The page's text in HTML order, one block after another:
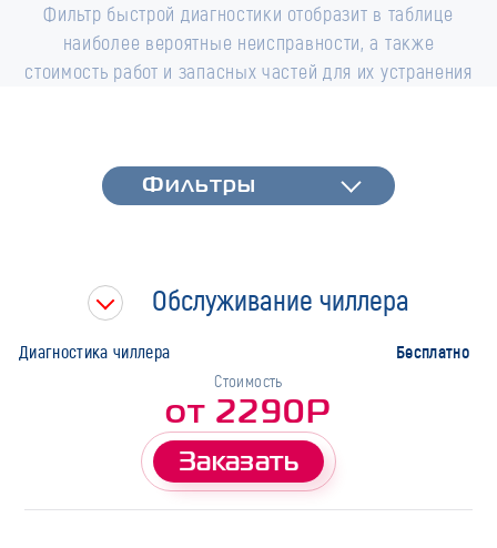
Фильтр быстрой диагностики отобразит в таблице
наиболее вероятные неисправности, а также
стоимость работ и запасных частей для их устранения
Фильтры
Марка
Фильтры
Обслуживание чиллера
Диагностика чиллера Бесплатно
Стоимость
от 2290Р
Заказать